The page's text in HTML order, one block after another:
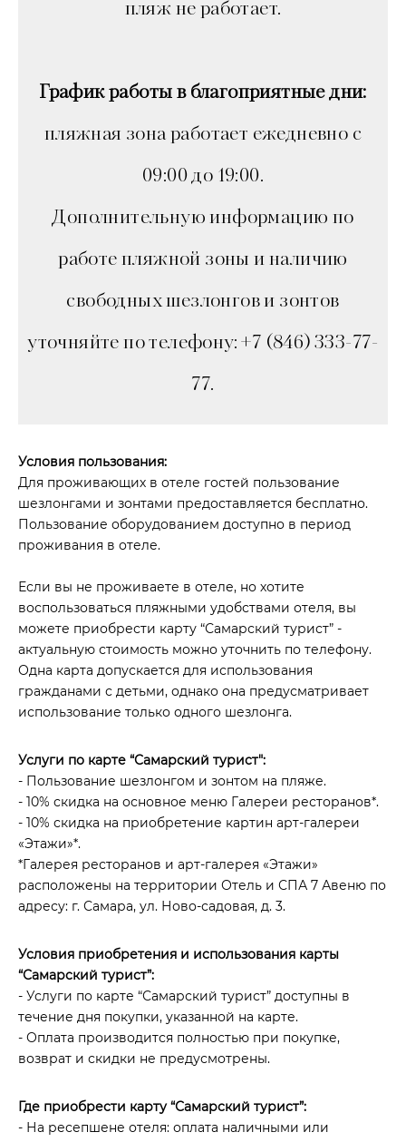
пляж не работает.
График работы в благоприятные дни:
пляжная зона работает ежедневно с
09:00 до 19:00.
Дополнительную информацию по
работе пляжной зоны и наличию
свободных шезлонгов и зонтов
уточняйте по телефону: +7 (846) 333-77-
77.
Условия пользования:
Для проживающих в отеле гостей пользование
шезлонгами и зонтами предоставляется бесплатно.
Пользование оборудованием доступно в период
проживания в отеле.
Если вы не проживаете в отеле, но хотите
воспользоваться пляжными удобствами отеля, вы
можете приобрести карту “Самарский турист” -
актуальную стоимость можно уточнить по телефону.
Одна карта допускается для использования
гражданами с детьми, однако она предусматривает
использование только одного шезлонга.
Услуги по карте “Самарский турист":
- Пользование шезлонгом и зонтом на пляже.
- 10% скидка на основное меню Галереи ресторанов*.
- 10% скидка на приобретение картин арт-галереи
«Этажи»*.
*Галерея ресторанов и арт-галерея «Этажи»
расположены на территории Отель и СПА 7 Авеню по
адресу: г. Самара, ул. Ново-садовая, д. 3.
Условия приобретения и использования карты
“Самарский турист”:
- Услуги по карте “Самарский турист” доступны в
течение дня покупки, указанной на карте.
- Оплата производится полностью при покупке,
возврат и скидки не предусмотрены.
Где приобрести карту “Самарский турист”:
- На ресепшене отеля: оплата наличными или